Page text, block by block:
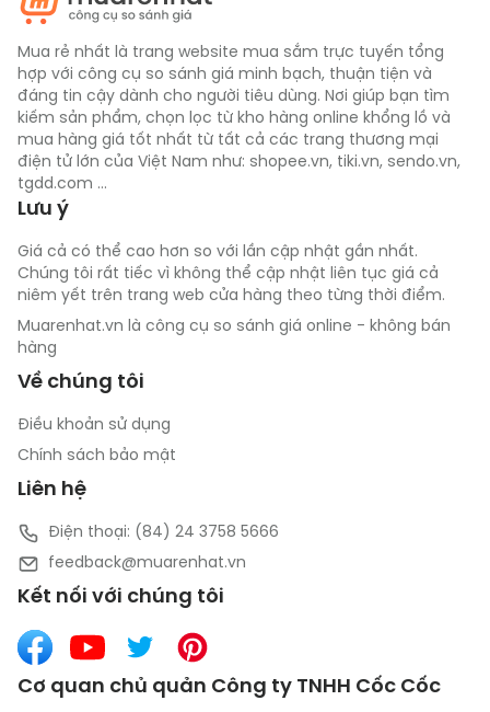
Mua rẻ nhất là trang website mua sắm trực tuyến tổng
hợp với công cụ so sánh giá minh bạch, thuận tiện và
đáng tin cậy dành cho người tiêu dùng. Nơi giúp bạn tìm
kiếm sản phẩm, chọn lọc từ kho hàng online khổng lồ và
mua hàng giá tốt nhất từ tất cả các trang thương mại
điện tử lớn của Việt Nam như: shopee.vn, tiki.vn, sendo.vn,
tgdd.com ...
Về chúng tôi
Điều khoản sử dụng
Chính sách bảo mật
Liên hệ
Điện thoại: (84) 24 3758 5666
feedback@muarenhat.vn
Kết nối với chúng tôi
Cơ quan chủ quản Công ty TNHH Cốc Cốc
Lưu ý
Giá cả có thể cao hơn so với lần cập nhật gần nhất.
Chúng tôi rất tiếc vì không thể cập nhật liên tục giá cả
niêm yết trên trang web cửa hàng theo từng thời điểm.
Muarenhat.vn là công cụ so sánh giá online - không bán
hàng